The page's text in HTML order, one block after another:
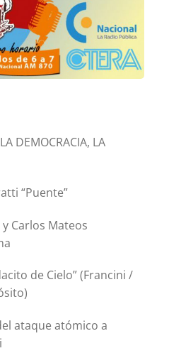
DEMOCRACIA, LA
“Puente”
Carlos Mateos
de Cielo” (Francini /
ataque atómico a